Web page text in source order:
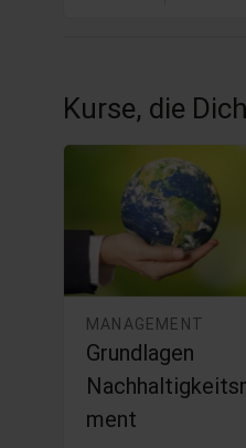
Kurse, die
MANAGEMENT
Grundlagen
ment